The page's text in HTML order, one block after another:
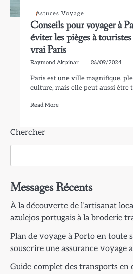
Astuces Voyage
Conseils pour voyager à
éviter les pièges à
vrai Paris
Raymond Akpinar 06/09/2024
Paris est une ville magnifique,
culture, mais elle peut aussi être
Read More
Chercher
Messages Récents
À la découverte de l’artisanat
azulejos portugais à la broderie
Plan de voyage à Porto en toute
souscrire une assurance voyage
Guide complet des transports en